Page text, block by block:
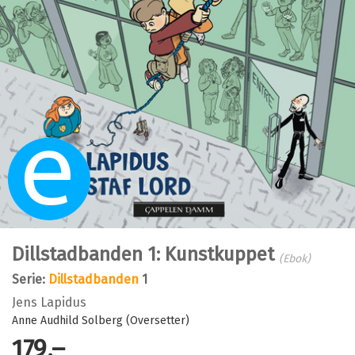
Ebok
Dillstadbanden 1: Kunstkuppet (Ebok)
Serie: Dillstadbanden 1
Jens Lapidus
Anne Audhild Solberg (Oversetter)
179,–